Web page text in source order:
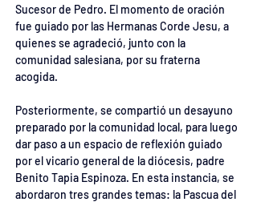
Sucesor de Pedro. El momento de oración
fue guiado por las Hermanas Corde Jesu, a
quienes se agradeció, junto con la
comunidad salesiana, por su fraterna
acogida.
Posteriormente, se compartió un desayuno
preparado por la comunidad local, para luego
dar paso a un espacio de reflexión guiado
por el vicario general de la diócesis, padre
Benito Tapia Espinoza. En esta instancia, se
abordaron tres grandes temas: la Pascua del